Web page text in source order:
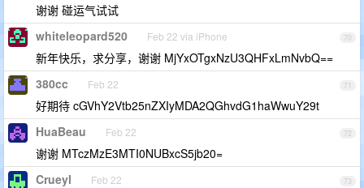
谢谢 碰运气试试
70
whiteleopard520 Feb 22 via iPhone
新年快乐，求分享，谢谢 MjYxOTgxNzU3QHFxLmNvbQ==
71
380cc Feb 22
好期待 cGVhY2Vtb25nZXIyMDA2QGhvdG1haWwuY29t
72
HuaBeau Feb 22
谢谢 MTczMzE3MTI0NUBxcS5jb20=
73
Crueyl Feb 22